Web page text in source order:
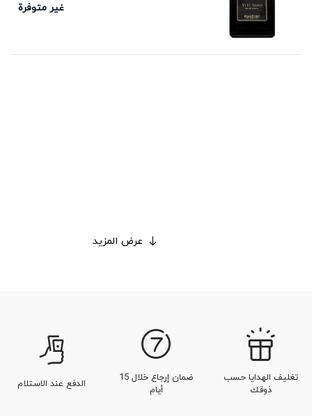
غير متوفرة
عرض المزيد
تغليف الهدايا حسب
ذوقك
ضمان إرجاع خلال 15
أيام
الدفع عند الاستلام